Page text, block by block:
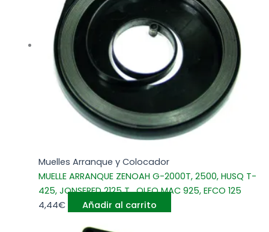
Muelles Arranque y Colocador
MUELLE ARRANQUE ZENOAH G-2000T, 2500, HUSQ T-
425, JONSERED 2125 T , OLEO MAC 925, EFCO 125
4,44€ Añadir al carrito